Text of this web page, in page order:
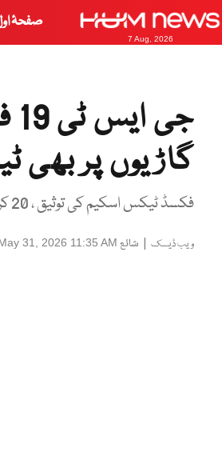
7 Aug, 2026
صفحۂ
گاڑیوں پر بھی
فکسڈ ٹیکس اسکیم کی توثیق ، 20 کروڑ روپے تک سالانہ کاروبار والے ریٹیلرز 25 ہزار روپے مقررہ ٹیکس ادا کریں گے
ویب ڈیسک | شائع 31, 2026 11:35 AM